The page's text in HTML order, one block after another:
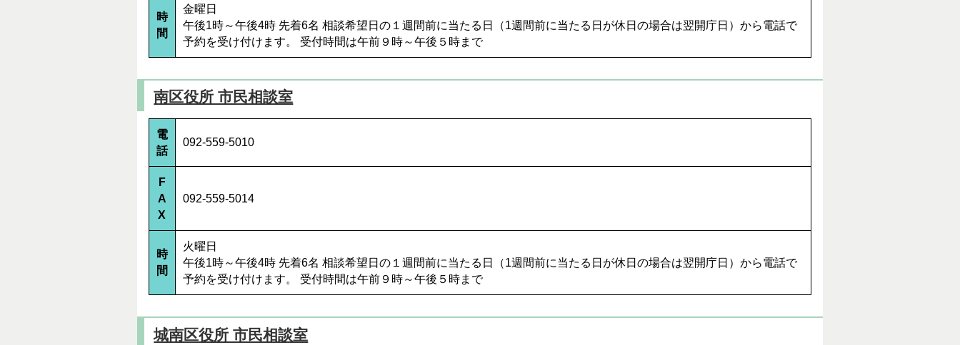
時
間
金曜日
午後1時～午後4時 先着6名 相談希望日の１週間前に当たる日（1週間前に当たる日が休日の場合は翌開庁日）から電話で
予約を受け付けます。 受付時間は午前９時～午後５時まで
南区役所 市民相談室
電
話
092-559-5010
F
A
X
092-559-5014
時
間
火曜日
午後1時～午後4時 先着6名 相談希望日の１週間前に当たる日（1週間前に当たる日が休日の場合は翌開庁日）から電話で
予約を受け付けます。 受付時間は午前９時～午後５時まで
城南区役所 市民相談室